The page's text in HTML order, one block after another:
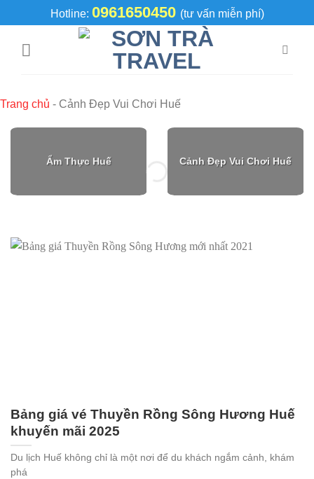
to
content
Hotline: 0961650450 (tư vấn miễn phí)
Trang chủ - Cảnh Đẹp Vui Chơi Huế
Ẩm Thực Huế Cảnh Đẹp Vui Chơi Huế
Bảng giá vé Thuyền Rồng Sông Hương Huế
khuyến mãi 2025
Du lịch Huế không chỉ là một nơi để du khách ngắm cảnh, khám
phá